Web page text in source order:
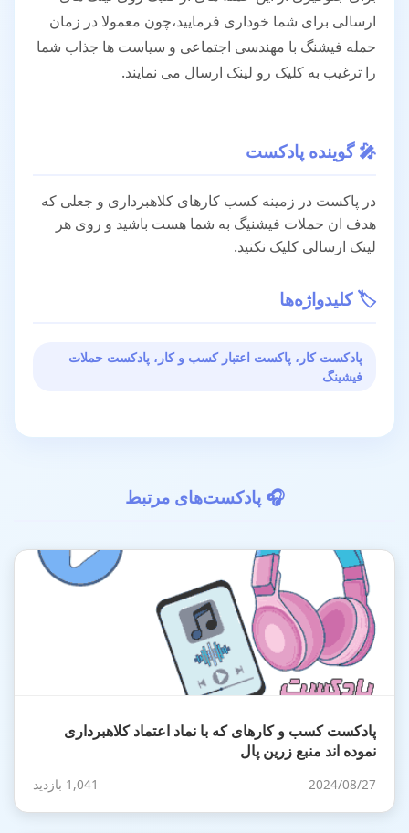
ارسالی برای شما خوداری فرمایید،چون معمولا در زمان
حمله فیشنگ با مهندسی اجتماعی و سیاست ها جذاب شما
را ترغیب به کلیک رو لینک ارسال می نمایند.
🎤 گوینده پادکست
در پاکست در زمینه کسب کارهای کلاهبرداری و جعلی که
هدف ان حملات فیشنیگ به شما هست باشید و روی هر
لینک ارسالی کلیک نکنید.
🏷️ کلیدواژه‌ها
پادکست کار، پاکست اعتبار کسب و کار، پادکست حملات
فیشینگ
🎧 پادکست‌های مرتبط
پادکست کسب و کارهای که با نماد اعتماد کلاهبرداری
نموده اند منبع زرین پال
2024/08/27 1,041 بازدید